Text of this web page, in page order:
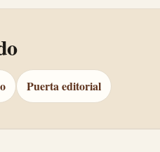
Puerta editorial